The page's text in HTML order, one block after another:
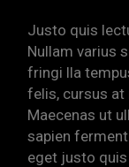
Justo quis
Nullam varius
fringi lla
felis, cursus at
Maecenas ut
sapien
eget justo